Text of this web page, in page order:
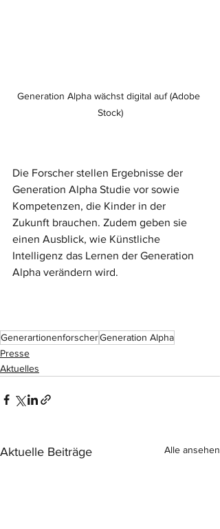
Generation Alpha wächst digital auf (Adobe
Stock)
Die Forscher stellen Ergebnisse der
Generation Alpha Studie vor sowie
Kompetenzen, die Kinder in der
Zukunft brauchen. Zudem geben sie
einen Ausblick, wie Künstliche
Intelligenz das Lernen der Generation
Alpha verändern wird.
GenerartionenforscherGeneration Alpha
Presse
Aktuelles
Aktuelle Beiträge Alle ansehen